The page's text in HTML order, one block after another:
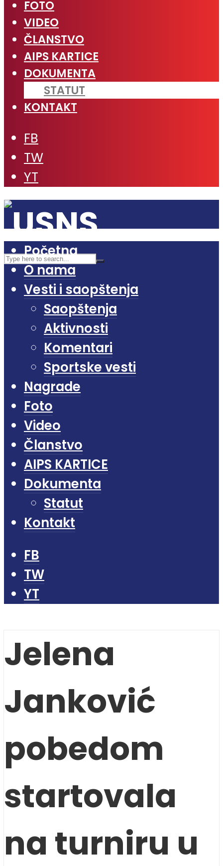
FOTO
VIDEO
ČLANSTVO
AIPS KARTICE
DOKUMENTA
STATUT
KONTAKT
FB
TW
YT
Početna
O nama
Vesti i saopštenja
Saopštenja
Aktivnosti
Komentari
Sportske vesti
Nagrade
Foto
Video
Članstvo
AIPS KARTICE
Dokumenta
Statut
Kontakt
FB
TW
YT
Jelena
Janković
pobedom
startovala
na turniru u